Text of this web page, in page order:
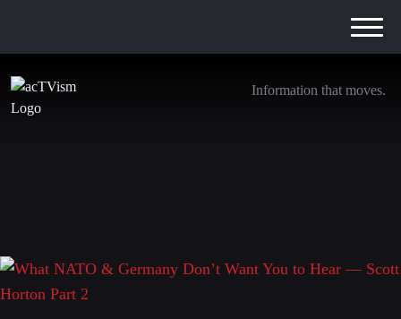
Information that moves.
What NATO & Germany Don’t Want You to